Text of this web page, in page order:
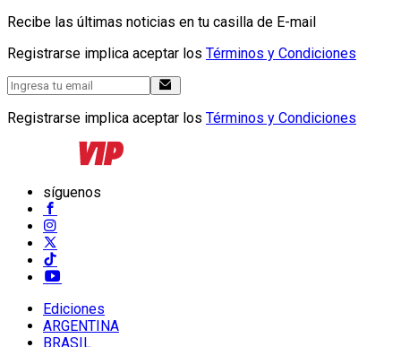
Recibe las últimas noticias en tu casilla de E-mail
Registrarse implica aceptar los Términos y Condiciones
Registrarse implica aceptar los Términos y Condiciones
síguenos
Ediciones
ARGENTINA
BRASIL